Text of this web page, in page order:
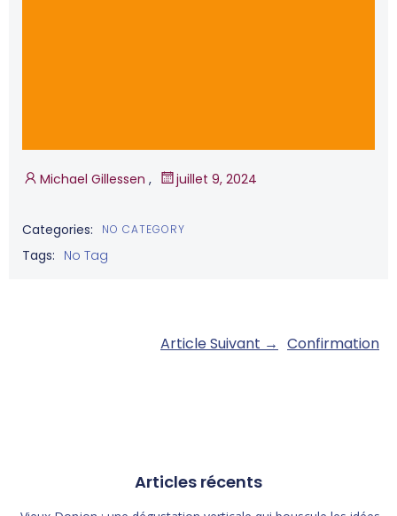
Michael Gillessen , juillet 9, 2024
Categories: NO CATEGORY
Tags: No Tag
Article Suivant → Confirmation
Articles récents